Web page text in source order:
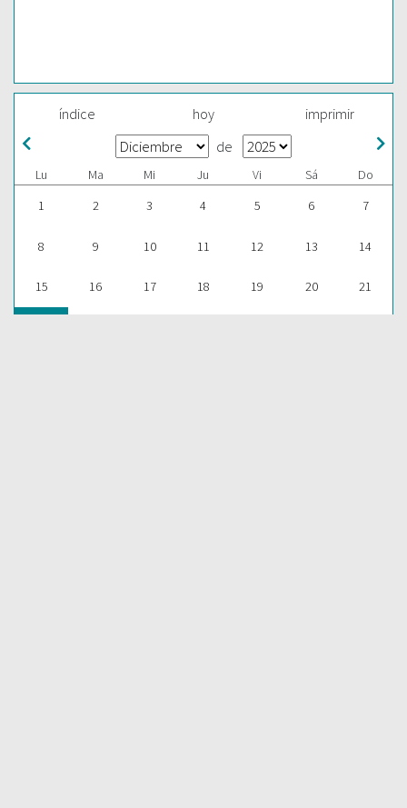
índice hoy imprimir
de
Lu Ma Mi Ju Vi Sá
Do
1
2 3 4 5 6 7
8 9 10 11 12 13 14
15 16 17 18 19 20 21